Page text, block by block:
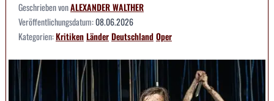
Geschrieben vonALEXANDER WALTHER
Veröffentlichungsdatum:08.06.2026
Kategorien:KritikenLänderDeutschlandOper